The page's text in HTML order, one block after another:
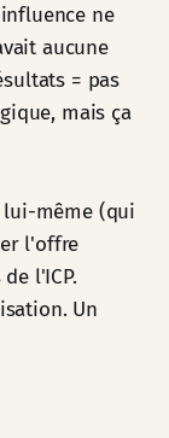
ne
aucune
= pas
mais ça
même (qui
l'offre
l'ICP.
Un